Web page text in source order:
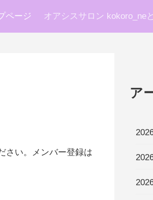
ページ オアシスサロン kokoro_ne
さい。メンバー登録は
ア